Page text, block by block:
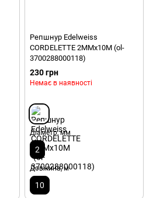
Репшнур Edelweiss
CORDELETTE 2MMx10M (ol-
3700288000118)
230 грн
Немає в наявності
Діаметр, мм
2
Довжина, м
10